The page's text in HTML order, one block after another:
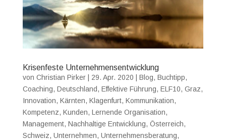
Krisenfeste Unternehmensentwicklung
von Christian Pirker| 29. Apr. 2020 Blog, Buchtipp,
Coaching, Deutschland, Effektive Führung, ELF10, Graz,
Innovation, Kärnten, Klagenfurt, Kommunikation,
Kompetenz, Kunden, Lernende Organisation,
Management, Nachhaltige Entwicklung, Österreich,
Schweiz, Unternehmen, Unternehmensberatung,